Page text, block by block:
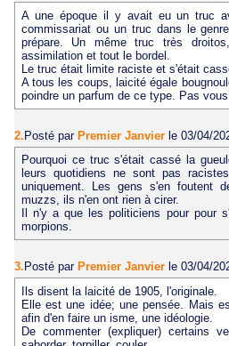
A une époque il y avait eu un truc
commissariat ou un truc dans le
prépare. Un même truc très
assimilation et tout le bordel.
Le truc était limite raciste et s'était
A tous les coups, laicité égale
poindre un parfum de ce type. Pas
2.Posté par Premier Janvier le 03/04/
Pourquoi ce truc s'était cassé la
leurs quotidiens ne sont pas
uniquement. Les gens s'en foutent
muzzs, ils n'en ont rien à cirer.
Il n'y a que les politiciens pour pour
morpions.
3. Posté par Premier Janvier le 03/04/
Ils disent la laicité de 1905, l'originale.
Elle est une idée; une pensée. Mais
afin d'en faire un isme, une idéologie.
De commenter (expliquer) certains